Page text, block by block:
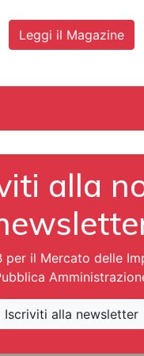
Leggi il Magazine
alla
per il Mercato delle
Iscriviti alla newsletter